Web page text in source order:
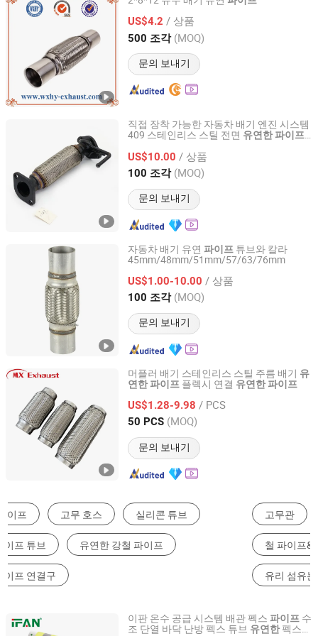
US$4.2 / 상품
500 조각 (MOQ)
문의 보내기
WUXI XISHAN HUANYU METAL HOSE CO., LTD.
Jiangsu, China 이후 2007
직접 장착 가능한 자동차 배기 엔진 시스템
409 스테인리스 스틸 전면 유연한 파이프
프
US$10.00 / 상품
100 조각 (MOQ)
문의 보내기
Dezhou Qicheng Car Accessories Co., Ltd
Shandong, China 이후 2026
자동차 배기 유연 파이프 튜브와 칼라
45mm/48mm/51mm/57/63/76mm
US$1.00-10.00 / 상품
100 조각 (MOQ)
문의 보내기
Ningbo Govi Auto Parts Co., Ltd.
Zhejiang, China 이후 2017
머플러 배기 스테인리스 스틸 주름 배기 유
연한 파이프 플렉시 연결 유연한 파이프
US$1.28-9.98 / PCS
50 PCS (MOQ)
문의 보내기
Qingdao Mingxin Industries Co., Ltd.
Shandong, China 이후 2019
고무관 플라스틱 파이프&튜브 커플링
철 파이프&튜브 동 파이프&튜브
이판 온수 공급 시스템 배관 펙스 파이프 수
조 단열 바닥 난방 펙스 튜브 유연한펙스
Zhuji Fengfan Piping Co., Ltd.